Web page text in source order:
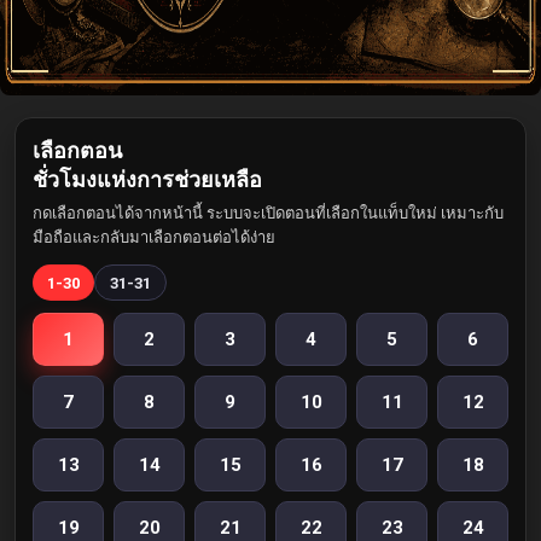
เลือกตอน
ชั่วโมงแห่งการช่วยเหลือ
กดเลือกตอนได้จากหน้านี้ ระบบจะเปิดตอนที่เลือกในแท็บใหม่ เหมาะกับ
มือถือและกลับมาเลือกตอนต่อได้ง่าย
1-30 31-31
1 2 3 4 5 6
7 8 9 10 11 12
13 14 15 16 17 18
19 20 21 22 23 24